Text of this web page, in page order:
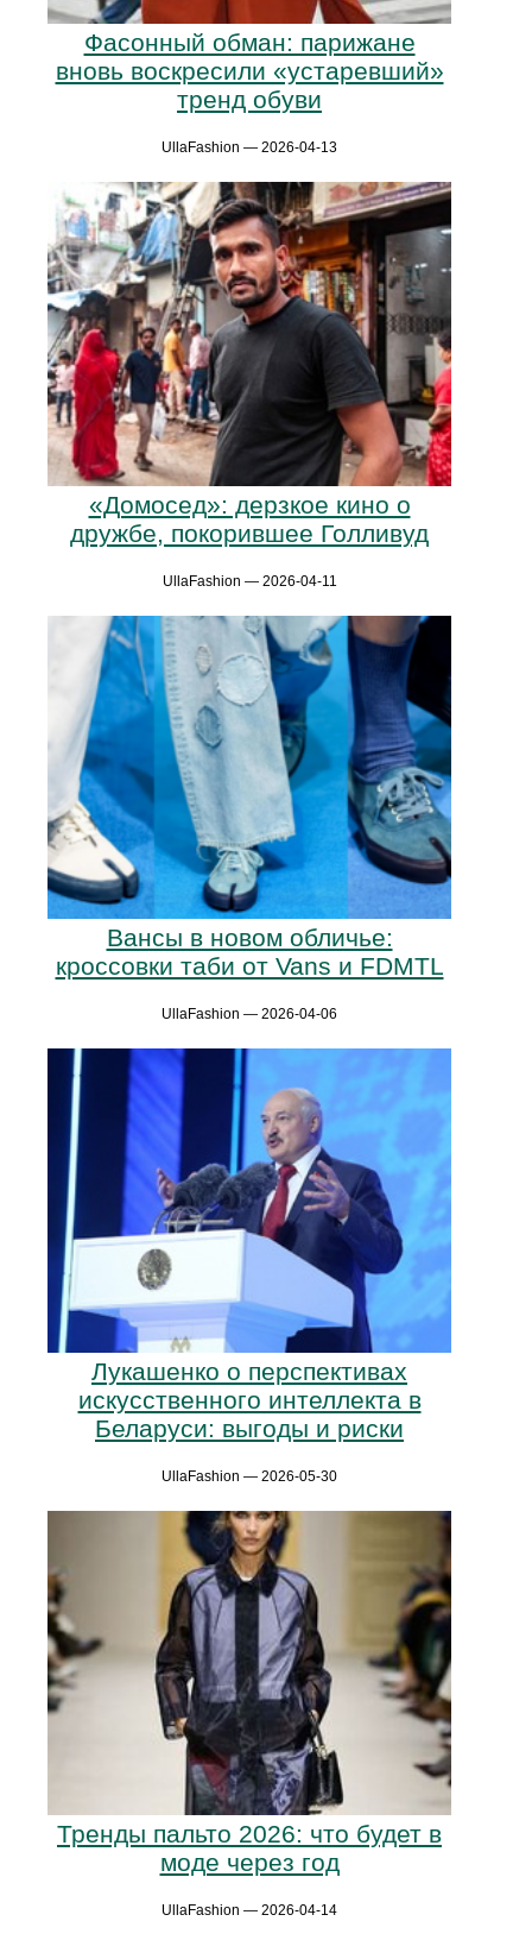
Фасонный обман: парижане
вновь воскресили «устаревший»
тренд обуви
UllaFashion — 2026-04-13
«Домосед»: дерзкое кино о
дружбе, покорившее Голливуд
UllaFashion — 2026-04-11
Вансы в новом обличье:
кроссовки таби от Vans и FDMTL
UllaFashion — 2026-04-06
Лукашенко о перспективах
искусственного интеллекта в
Беларуси: выгоды и риски
UllaFashion — 2026-05-30
Тренды пальто 2026: что будет в
моде через год
UllaFashion — 2026-04-14